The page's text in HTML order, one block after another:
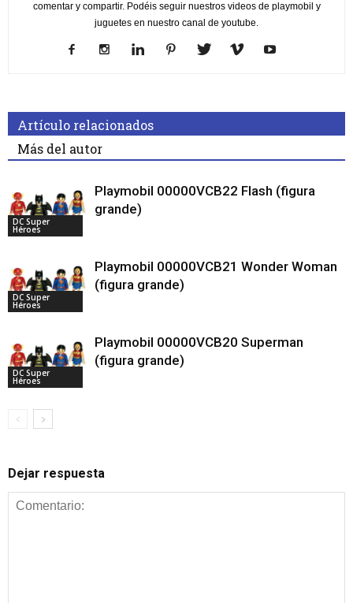
comentar y compartir. Podéis seguir nuestros videos de playmobil y
juguetes en nuestro canal de youtube.
Artículo relacionados
Más del autor
DC Super
Héroes
Playmobil 00000VCB22 Flash (figura
grande)
DC Super
Héroes
Playmobil 00000VCB21 Wonder Woman
(figura grande)
DC Super
Héroes
Playmobil 00000VCB20 Superman
(figura grande)
Dejar respuesta